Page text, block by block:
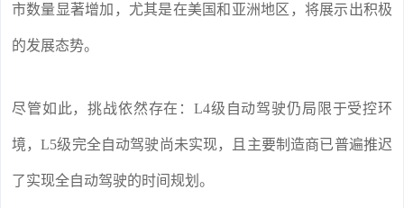
市数量显著增加，尤其是在美国和亚洲地区，将展示出积极
的发展态势。
尽管如此，挑战依然存在：L4级自动驾驶仍局限于受控环
境，L5级完全自动驾驶尚未实现，且主要制造商已普遍推迟
了实现全自动驾驶的时间规划。